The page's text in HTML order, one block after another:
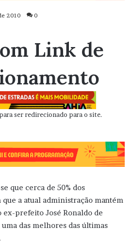
2010 0
Link de
ser redirecionado para o site.
que cerca de 50% dos
a atual administração mantém
ex-prefeito José Ronaldo de
das melhores das últimas